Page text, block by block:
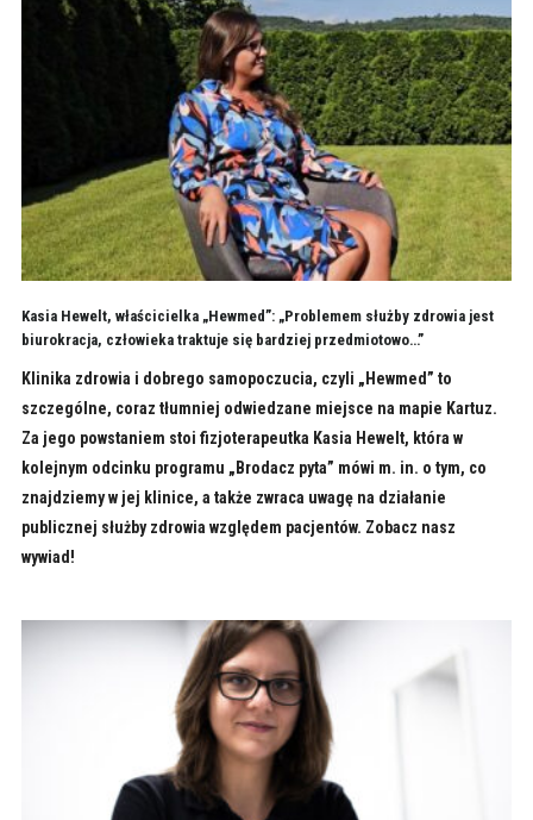
Kasia Hewelt, właścicielka „Hewmed”: „Problemem służby zdrowia jest
biurokracja, człowieka traktuje się bardziej przedmiotowo…”
Klinika zdrowia i dobrego samopoczucia, czyli „Hewmed” to
szczególne, coraz tłumniej odwiedzane miejsce na mapie Kartuz.
Za jego powstaniem stoi fizjoterapeutka Kasia Hewelt, która w
kolejnym odcinku programu „Brodacz pyta” mówi m. in. o tym, co
znajdziemy w jej klinice, a także zwraca uwagę na działanie
publicznej służby zdrowia względem pacjentów. Zobacz nasz
wywiad!